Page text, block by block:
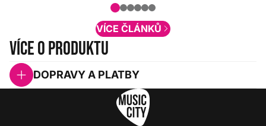
VÍCE ČLÁNKŮ
Více o produktu
DOPRAVY A PLATBY